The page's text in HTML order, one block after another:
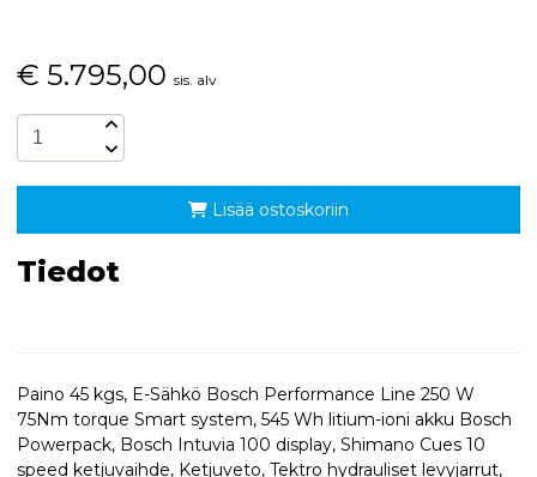
€ 5.795,00 sis. alv
Lisää ostoskoriin
Tiedot
Paino 45 kgs, E-Sähkö Bosch Performance Line 250 W
75Nm torque Smart system, 545 Wh litium-ioni akku Bosch
Powerpack, Bosch Intuvia 100 display, Shimano Cues 10
speed ketjuvaihde, Ketjuveto, Tektro hydrauliset levyjarrut,